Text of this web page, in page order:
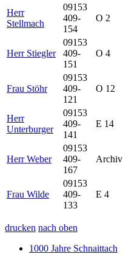
Herr
Stellmach
09153
409-
154
O 2
Herr Stiegler
09153
409-
151
O 4
Frau Stöhr
09153
409-
121
O 12
Herr
Unterburger
09153
409-
141
E 14
Herr Weber
09153
409-
167
Archiv
Frau Wilde
09153
409-
133
E 4
drucken nach oben
1000 Jahre Schnaittach